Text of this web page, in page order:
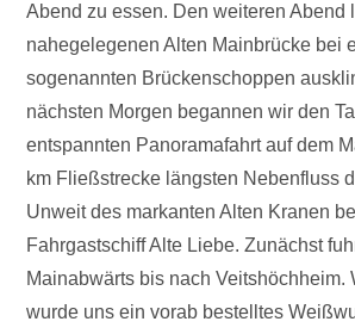
Abend zu essen. Den weiteren Abend
nahegelegenen Alten Mainbrücke bei
sogenannten Brückenschoppen
nächsten Morgen begannen wir den
entspannten Panoramafahrt auf dem
km Fließstrecke längsten Nebenfluss
Unweit des markanten Alten Kranen
Fahrgastschiff Alte Liebe. Zunächst
Mainabwärts bis nach Veitshöchheim.
wurde uns ein vorab bestelltes